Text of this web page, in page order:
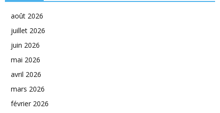
août 2026
juillet 2026
juin 2026
mai 2026
avril 2026
mars 2026
février 2026